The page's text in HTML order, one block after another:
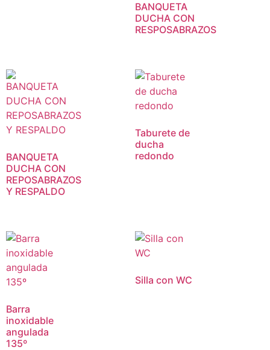
BANQUETA
DUCHA CON
RESPOSABRAZOS
BANQUETA
DUCHA CON
REPOSABRAZOS
Y RESPALDO
Taburete de
ducha
redondo
Barra
inoxidable
angulada
135º
Silla con WC